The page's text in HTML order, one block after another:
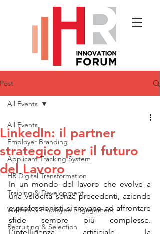
Post
All Events
Employer Branding
Applicant Tracking System
HR Digital Transformation
Training & Development
Welfare & Employee Engagement
Recruiting & Selection
All Events
LinkedIn: il partner
strategico per il futuro
del Lavoro
In un mondo del lavoro che evolve a
una velocità senza precedenti, aziende
e professionisti si trovano ad affrontare
sfide sempre più complesse.
L’intelligenza artificiale, la